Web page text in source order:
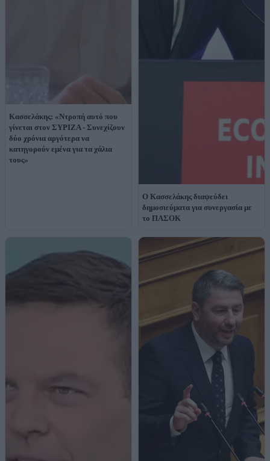
Κασσελάκης: «Ντροπή αυτό που
γίνεται στον ΣΥΡΙΖΑ - Συνεχίζουν
δύο χρόνια αργότερα να
κατηγορούν εμένα για τα χάλια
τους»
Ο Κασσελάκης διαψεύδει
δημοσιεύματα για συνεργασία με
το ΠΑΣΟΚ